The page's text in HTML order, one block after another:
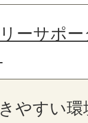
ーサポ
やすい